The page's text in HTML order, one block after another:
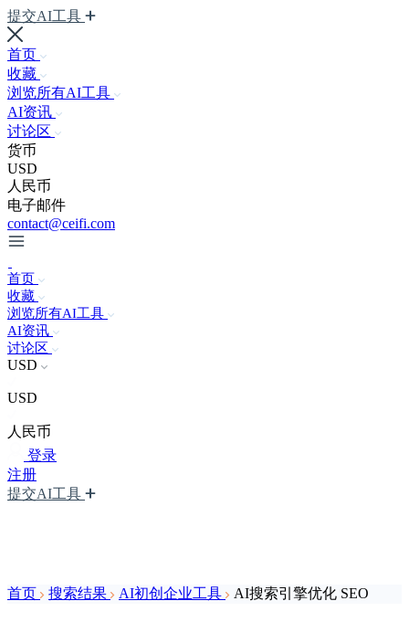
提交AI工具
首页
收藏
浏览所有AI工具
AI资讯
讨论区
货币
USD
人民币
电子邮件
contact@ceifi.com
首页
收藏
浏览所有AI工具
AI资讯
讨论区
USD
USD
人民币
登录
注册
提交AI工具
首页 搜索结果 AI初创企业工具 AI搜索引擎优化 SEO